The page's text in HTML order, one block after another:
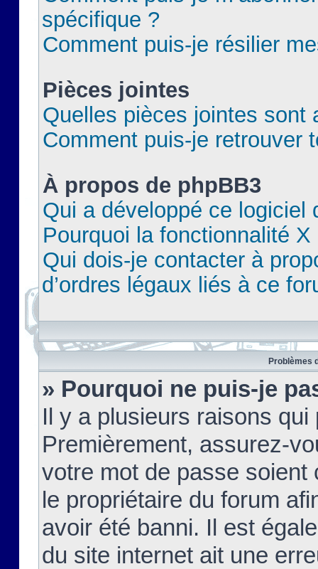
spécifique ?
Comment puis-je résilier
Pièces jointes
Quelles pièces jointes sont
Comment puis-je retrouver
À propos de phpBB3
Qui a développé ce logiciel
Pourquoi la fonctionnalité X
Qui dois-je contacter à
d’ordres légaux liés à ce
Problèmes
» Pourquoi ne puis-je
Il y a plusieurs raisons
Premièrement, assurez-
votre mot de passe soient
le propriétaire du forum
avoir été banni. Il est
du site internet ait une